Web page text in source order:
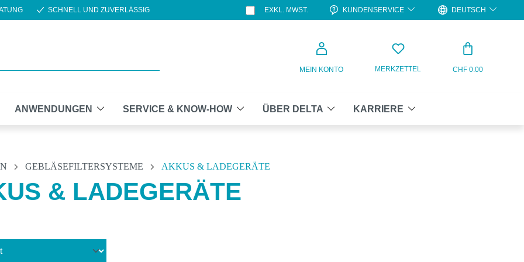
SCHNELL UND ZUVERLÄSSIG EXKL. MWST. KUNDENSERVICE DEUTSCH
MEIN KONTO MERKZETTEL CHF 0.00
ANWENDUNGEN SERVICE & KNOW-HOW ÜBER DELTA KARRIERE
GEBLÄSEFILTERSYSTEME AKKUS & LADEGERÄTE
& LADEGERÄTE